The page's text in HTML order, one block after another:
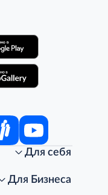
Для себя
Для Бизнеса